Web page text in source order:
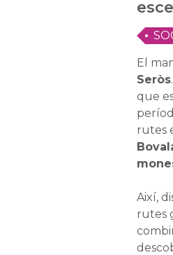
El
Seròs
que
rutes
Així,
rutes